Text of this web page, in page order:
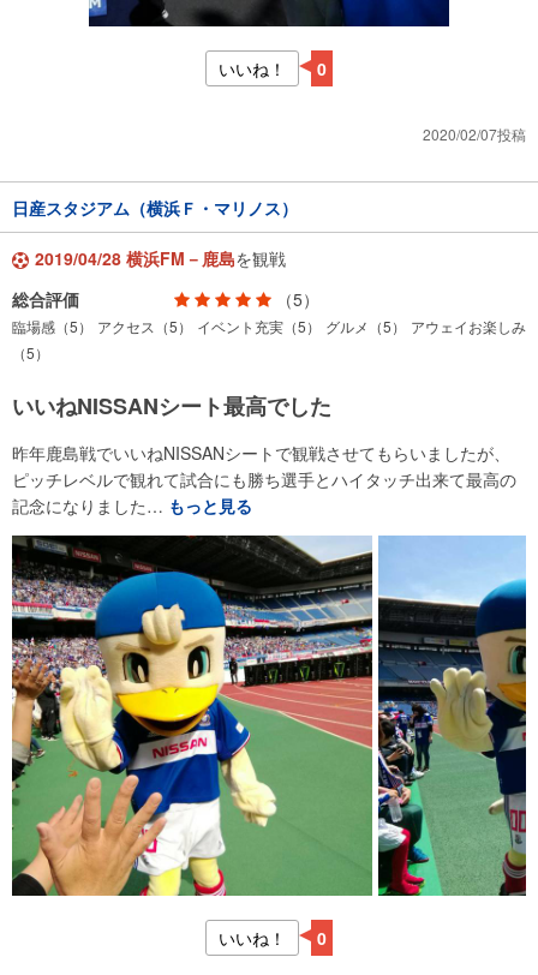
いいね！ 0
2020/02/07投稿
日産スタジアム（横浜Ｆ・マリノス）
2019/04/28 横浜FM－鹿島を観戦
総合評価
（5）
臨場感（5） アクセス（5） イベント充実（5） グルメ（5）
アウェイお楽しみ
（5）
いいねNISSANシート最高でした
昨年鹿島戦でいいねNISSANシートで観戦させてもらいましたが、
ピッチレベルで観れて試合にも勝ち選手とハイタッチ出来て最高の
記念になりました… もっと見る
いいね！ 0